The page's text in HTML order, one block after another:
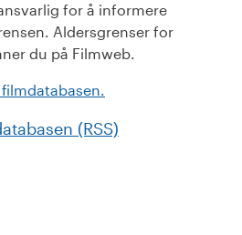
for å informere
Aldersgrenser for
du på Filmweb.
(RSS)